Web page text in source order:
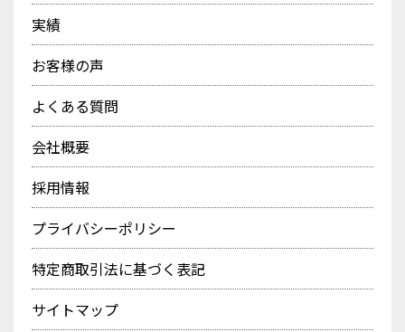
実績
お客様の声
よくある質問
会社概要
採用情報
プライバシーポリシー
特定商取引法に基づく表記
サイトマップ